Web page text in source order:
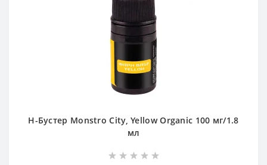
Н-Бустер Monstro City, Yellow Organic 100 мг/1.8
мл